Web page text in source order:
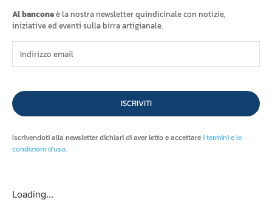
Al banconeè la nostra newsletter quindicinale con notizie,
iniziative ed eventi sulla birra artigianale.
ISCRIVITI
Iscrivendoti alla newsletter dichiari di aver letto e accettarei termini e le
condizioni d'uso.
Loading...